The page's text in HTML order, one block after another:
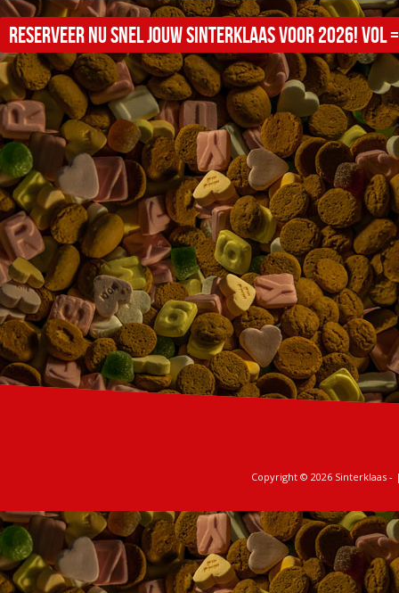
Reserveer nu snel jouw sinterklaas voor 2026! Vol
Copyright © 2026 Sinterklaas -